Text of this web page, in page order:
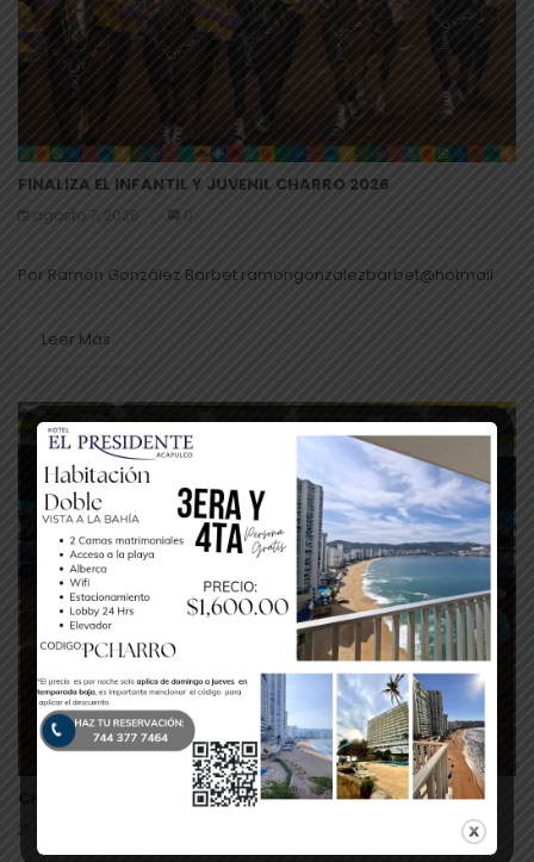
FINALIZA EL INFANTIL Y JUVENIL CHARRO 2026
agosto 7, 2026 0
Por Ramón González Barbet ramongonzalezbarbet@hotmail
Leer Más
CHARROS 21 EN PUEBLA 2026